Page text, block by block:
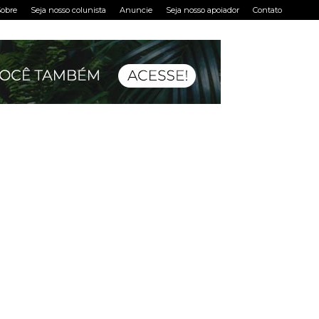
Seja nosso colunista Anuncie Seja nosso apoiador Contato